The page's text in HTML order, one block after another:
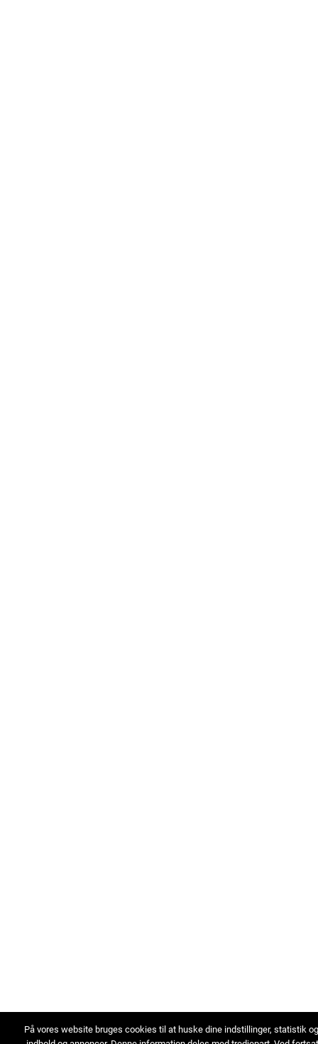
På vores website bruges cookies til at huske dine indstillinger, statistik